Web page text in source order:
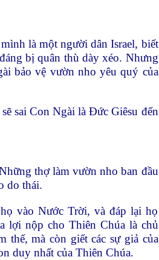
là một người dân Israel, biết
bị quân thù dày xéo. Nhưng
bảo vệ vườn nho yêu quý của
sai Con Ngài là Đức Giêsu đến
thợ làm vườn nho ban đầu
do thái.
vào Nước Trời, và đáp lại họ
lợi nộp cho Thiên Chúa là chủ
thế, mà còn giết các sự giả của
duy nhất của Thiên Chúa.